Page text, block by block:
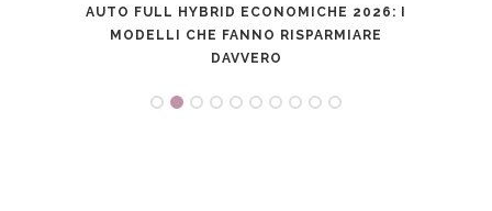
AUTO FULL HYBRID ECONOMICHE 2026: I
MODELLI CHE FANNO RISPARMIARE
DAVVERO